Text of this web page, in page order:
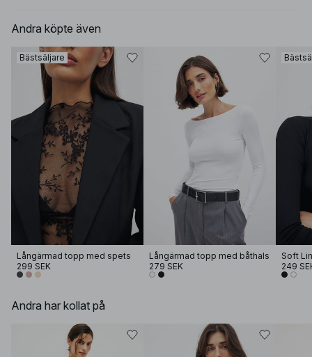
Andra köpte även
Bästsäljare
Långärmad topp med spets
299 SEK
Långärmad topp med båthals
279 SEK
249
Andra har kollat på